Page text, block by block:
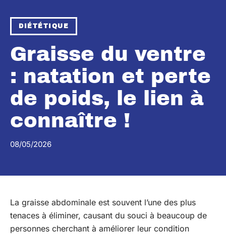
DIÉTÉTIQUE
Graisse du ventre
: natation et perte
de poids, le lien à
connaître !
08/05/2026
La graisse abdominale est souvent l’une des plus
tenaces à éliminer, causant du souci à beaucoup de
personnes cherchant à améliorer leur condition